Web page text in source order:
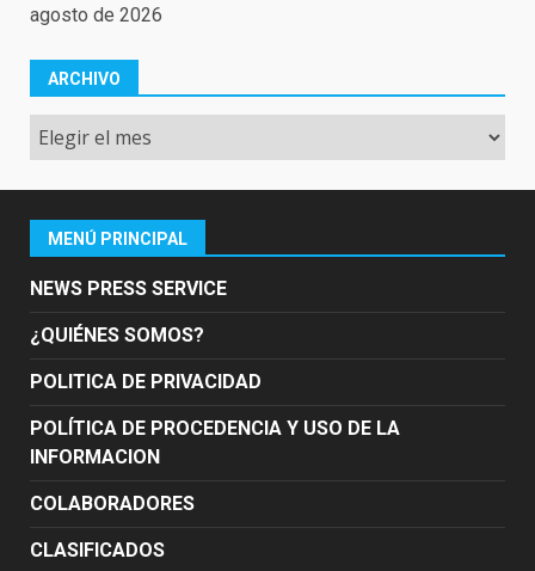
agosto de 2026
ARCHIVO
Archivo
MENÚ PRINCIPAL
NEWS PRESS SERVICE
¿QUIÉNES SOMOS?
POLITICA DE PRIVACIDAD
POLÍTICA DE PROCEDENCIA Y USO DE LA
INFORMACION
COLABORADORES
CLASIFICADOS